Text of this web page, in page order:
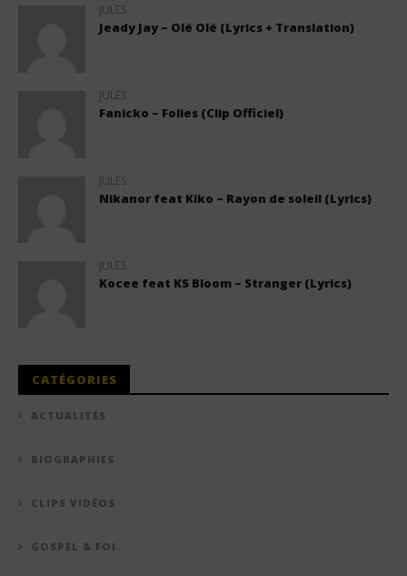
JULES
Jeady Jay – Olé Olé (Lyrics + Translation)
JULES
Fanicko – Folies (Clip Officiel)
JULES
Nikanor feat Kiko – Rayon de soleil (Lyrics)
JULES
Kocee feat KS Bloom – Stranger (Lyrics)
CATÉGORIES
ACTUALITÉS
BIOGRAPHIES
CLIPS VIDÉOS
GOSPEL & FOI